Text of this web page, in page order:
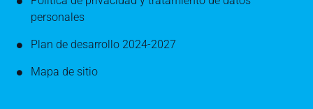
personales
Plan de desarrollo 2024-2027
Mapa de sitio